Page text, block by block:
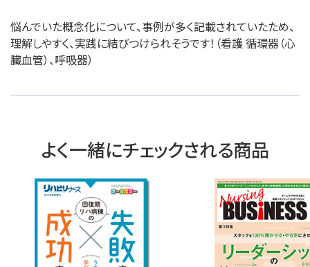
悩んでいた概念化について、事例が多く記載されていたため、
理解しやすく、実践に結びつけられそうです！（看護 循環器（心
臓血管）、呼吸器）
よく一緒にチェックされる商品